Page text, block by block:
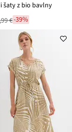
šaty z bio bavlny
€-39%